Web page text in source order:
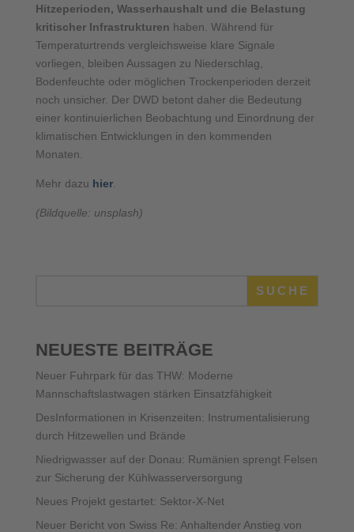
Hitzeperioden, Wasserhaushalt und die Belastung
kritischer Infrastrukturen haben. Während für
Temperaturtrends vergleichsweise klare Signale
vorliegen, bleiben Aussagen zu Niederschlag,
Bodenfeuchte oder möglichen Trockenperioden derzeit
noch unsicher. Der DWD betont daher die Bedeutung
einer kontinuierlichen Beobachtung und Einordnung der
klimatischen Entwicklungen in den kommenden
Monaten.
Mehr dazu hier.
(Bildquelle: unsplash)
SUCHE
NEUESTE BEITRÄGE
Neuer Fuhrpark für das THW: Moderne
Mannschaftslastwagen stärken Einsatzfähigkeit
DesInformationen in Krisenzeiten: Instrumentalisierung
durch Hitzewellen und Brände
Niedrigwasser auf der Donau: Rumänien sprengt Felsen
zur Sicherung der Kühlwasserversorgung
Neues Projekt gestartet: Sektor-X-Net
Neuer Bericht von Swiss Re: Anhaltender Anstieg von